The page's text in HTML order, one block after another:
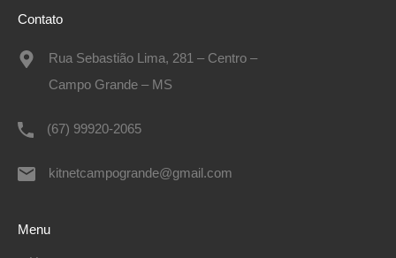
Contato
Rua Sebastião Lima, 281 – Centro –
Campo Grande – MS
(67) 99920-2065
kitnetcampogrande@gmail.com
Menu